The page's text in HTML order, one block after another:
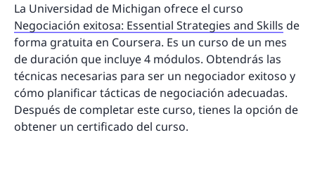
La Universidad de Michigan ofrece el curso
Negociación exitosa: Essential Strategies and Skills de
forma gratuita en Coursera. Es un curso de un mes
de duración que incluye 4 módulos. Obtendrás las
técnicas necesarias para ser un negociador exitoso y
cómo planificar tácticas de negociación adecuadas.
Después de completar este curso, tienes la opción de
obtener un certificado del curso.